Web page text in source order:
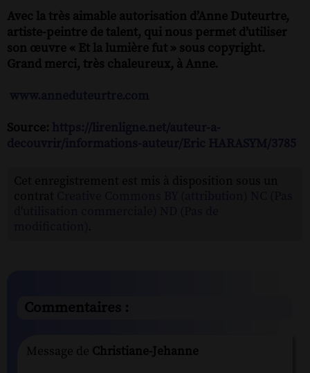
Avec la très aimable autorisation d’Anne Duteurtre,
artiste-peintre de talent, qui nous permet d’utiliser
son œuvre « Et la lumière fut » sous copyright.
Grand merci, très chaleureux, à Anne.
Source:
Commentaires :
Message de Christiane-Jehanne